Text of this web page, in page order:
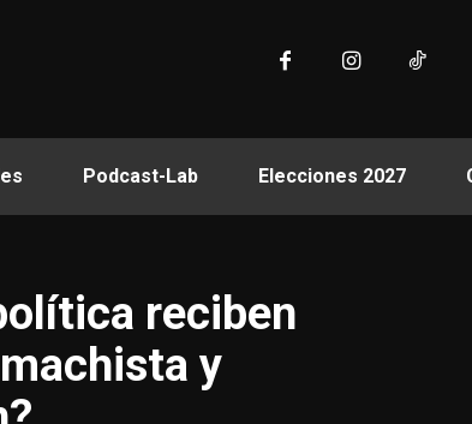
Podcast-Lab Elecciones 2027
reciben
y